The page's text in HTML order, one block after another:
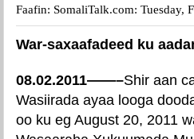
Faafin: SomaliTalk.com: Tuesday,
War-saxaafadeed ku
08.02.2011——–Shir aan
Wasiirada ayaa looga
oo ku eg August 20, 2011